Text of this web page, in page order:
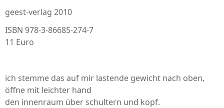
geest-verlag 2010
ISBN 978-3-86685-274-7
11 Euro
ich stemme das auf mir lastende gewicht nach oben,
öffne mit leichter hand
den innenraum über schultern und kopf.